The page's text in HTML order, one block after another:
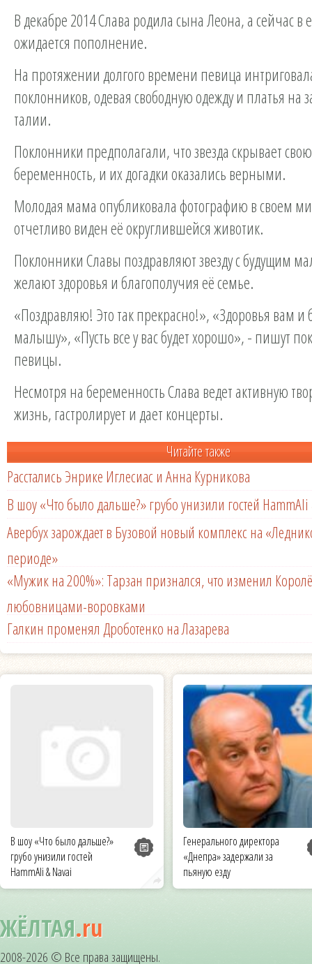
В декабре 2014 Слава родила сына Леона, а сейчас в
ожидается пополнение.
На протяжении долгого времени певица
поклонников, одевая свободную одежду и платья
талии.
Поклонники предполагали, что звезда скрывает свою
беременность, и их догадки оказались верными.
Молодая мама опубликовала фотографию в своем
отчетливо виден её округлившейся животик.
Поклонники Славы поздравляют звезду с будущим
желают здоровья и благополучия её семье.
«Поздравляю! Это так прекрасно!», «Здоровья вам и
малышу», «Пусть все у вас будет хорошо», - пишут
певицы.
Несмотря на беременность Слава ведет активную
жизнь, гастролирует и дает концерты.
Читайте также
Расстались Энрике Иглесиас и Анна Курникова
В шоу «Что было дальше?» грубо унизили гостей HammAli
Авербух зарождает в Бузовой новый комплекс на
периоде»
«Мужик на 200%»: Тарзан признался, что изменил
любовницами-воровками
Галкин променял Дроботенко на Лазарева
В шоу «Что было дальше?»
грубо унизили гостей
HammAli & Navai
Генерального директора
«Днепра» задержали за
пьяную езду
ЖЁЛТАЯ.ru
2008-2026 © Все права защищены.